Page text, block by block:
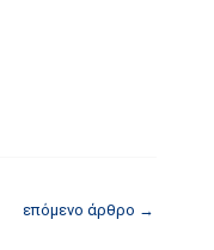
επόμενο άρθρο →